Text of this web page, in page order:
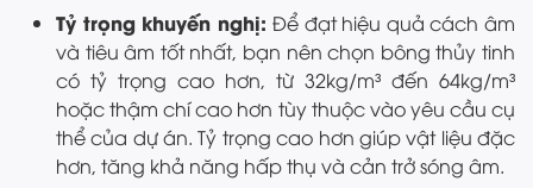
Tỷ trọng khuyến nghị:Để đạt hiệu quả cách âm
và tiêu âm tốt nhất, bạn nên chọn bông thủy tinh
có tỷ trọng cao hơn, từ 32kg/m³ đến 64kg/m³
hoặc thậm chí cao hơn tùy thuộc vào yêu cầu cụ
thể của dự án. Tỷ trọng cao hơn giúp vật liệu đặc
hơn, tăng khả năng hấp thụ và cản trở sóng âm.